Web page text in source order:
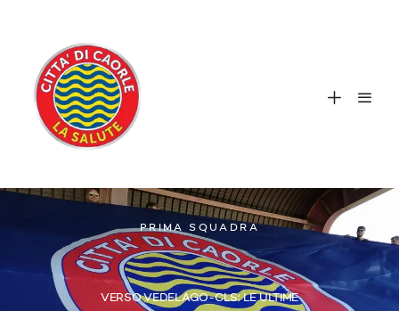
PRIMA SQUADRA
VERSO VEDELAGO-CLS: LE ULTIME